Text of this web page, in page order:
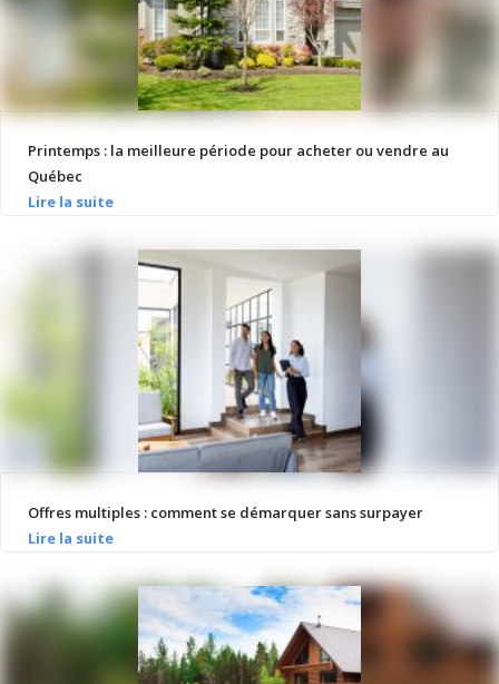
Printemps : la meilleure période pour acheter ou vendre au
Québec
Offres multiples : comment se démarquer sans surpayer